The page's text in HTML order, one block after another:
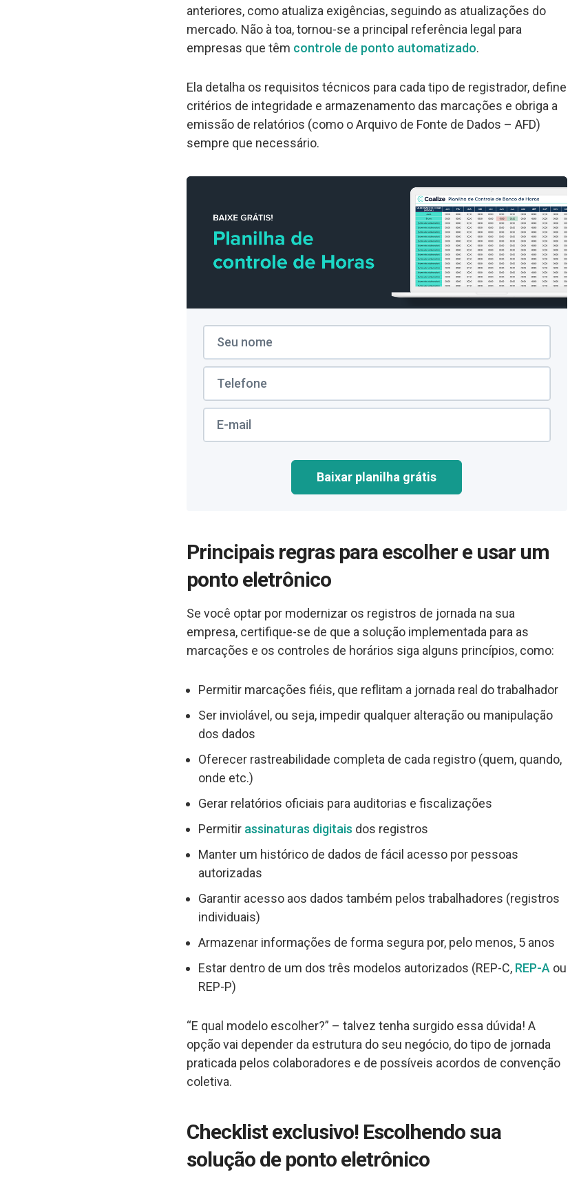
anteriores, como atualiza exigências, seguindo as atualizações do
mercado. Não à toa, tornou-se a principal referência legal para
empresas que têm controle de ponto automatizado.
Ela detalha os requisitos técnicos para cada tipo de registrador, define
critérios de integridade e armazenamento das marcações e obriga a
emissão de relatórios (como o Arquivo de Fonte de Dados – AFD)
sempre que necessário.
Baixar planilha grátis
Principais regras para escolher e usar um
ponto eletrônico
Se você optar por modernizar os registros de jornada na sua
empresa, certifique-se de que a solução implementada para as
marcações e os controles de horários siga alguns princípios, como:
Permitir marcações fiéis, que reflitam a jornada real do trabalhador
Ser inviolável, ou seja, impedir qualquer alteração ou manipulação
dos dados
Oferecer rastreabilidade completa de cada registro (quem, quando,
onde etc.)
Gerar relatórios oficiais para auditorias e fiscalizações
Permitir assinaturas digitais dos registros
Manter um histórico de dados de fácil acesso por pessoas
autorizadas
Garantir acesso aos dados também pelos trabalhadores (registros
individuais)
Armazenar informações de forma segura por, pelo menos, 5 anos
Estar dentro de um dos três modelos autorizados (REP-C, REP-A ou
REP-P)
“E qual modelo escolher?” – talvez tenha surgido essa dúvida! A
opção vai depender da estrutura do seu negócio, do tipo de jornada
praticada pelos colaboradores e de possíveis acordos de convenção
coletiva.
Checklist exclusivo! Escolhendo sua
solução de ponto eletrônico